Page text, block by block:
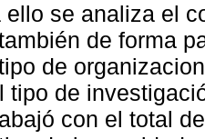
ello se analiza el
de forma
de
tipo de
con el total